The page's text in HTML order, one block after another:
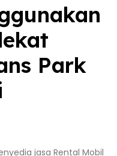
Park
jasa Rental Mobil